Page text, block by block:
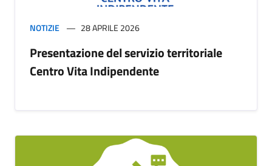
NOTIZIE 28 APRILE 2026
Presentazione del servizio territoriale
Centro Vita Indipendente